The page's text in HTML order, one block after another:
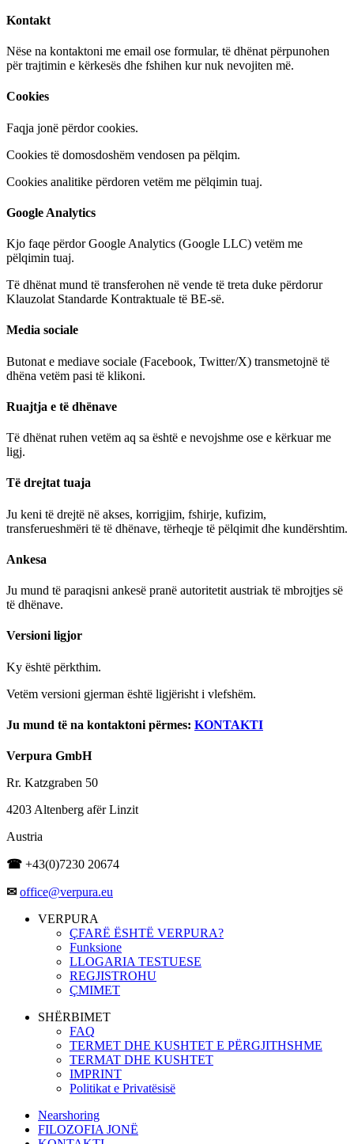
Kontakt
Nëse na kontaktoni me email ose formular, të dhënat përpunohen
për trajtimin e kërkesës dhe fshihen kur nuk nevojiten më.
Cookies
Faqja jonë përdor cookies.
Cookies të domosdoshëm vendosen pa pëlqim.
Cookies analitike përdoren vetëm me pëlqimin tuaj.
Google Analytics
Kjo faqe përdor Google Analytics (Google LLC) vetëm me
pëlqimin tuaj.
Të dhënat mund të transferohen në vende të treta duke përdorur
Klauzolat Standarde Kontraktuale të BE-së.
Media sociale
Butonat e mediave sociale (Facebook, Twitter/X) transmetojnë të
dhëna vetëm pasi të klikoni.
Ruajtja e të dhënave
Të dhënat ruhen vetëm aq sa është e nevojshme ose e kërkuar me
ligj.
Të drejtat tuaja
Ju keni të drejtë në akses, korrigjim, fshirje, kufizim,
transferueshmëri të të dhënave, tërheqje të pëlqimit dhe kundërshtim.
Ankesa
Ju mund të paraqisni ankesë pranë autoritetit austriak të mbrojtjes së
të dhënave.
Versioni ligjor
Ky është përkthim.
Vetëm versioni gjerman është ligjërisht i vlefshëm.
Ju mund të na kontaktoni përmes: KONTAKTI
Verpura GmbH
Rr. Katzgraben 50
4203 Altenberg afër Linzit
Austria
☎ +43(0)7230 20674
✉ office@verpura.eu
VERPURA
ÇFARË ËSHTË VERPURA?
Funksione
LLOGARIA TESTUESE
REGJISTROHU
ÇMIMET
SHËRBIMET
FAQ
TERMET DHE KUSHTET E PËRGJITHSHME
TERMAT DHE KUSHTET
IMPRINT
Politikat e Privatësisë
Nearshoring
FILOZOFIA JONË